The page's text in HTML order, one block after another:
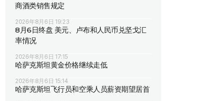
商酒类销售规定
2026年8月6日 19:23
8月6日终盘 美元、卢布和人民币兑坚戈汇
率情况
2026年8月6日 17:15
哈萨克斯坦黄金价格继续走低
2026年8月6日 15:14
哈萨克斯坦飞行员和空乘人员薪资期望居首